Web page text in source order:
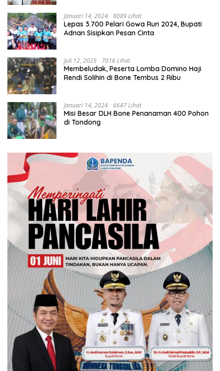
Januari 14, 2024 8089 Lihat
Lepas 3.700 Pelari Gowa Run 2024, Bupati
Adnan Sisipkan Pesan Cinta
Juli 12, 2025 7016 Lihat
Membeludak, Peserta Lomba Domino Haji
Rendi Solihin di Bone Tembus 2 Ribu
Januari 14, 2024 6647 Lihat
Misi Besar DLH Bone Penanaman 400 Pohon
di Tondong